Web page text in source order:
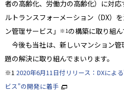
者の高齢化、労働力の高齢化）に対
ルトランスフォーメーション（DX）
ン管理サービス」
※1 の構築に取り組ん
今後も当社は、新しいマンション
題の解決に取り組んでまいります。
※1 2020年6月11日付リリース：DXによ
ビス"の開発に着手